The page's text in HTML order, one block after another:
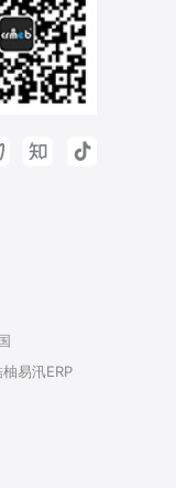
柚易汛ERP